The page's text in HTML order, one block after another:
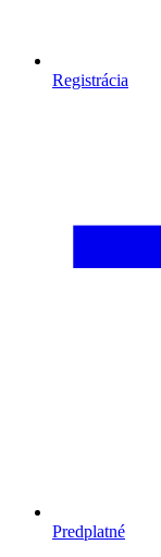
Registrácia
Predplatné